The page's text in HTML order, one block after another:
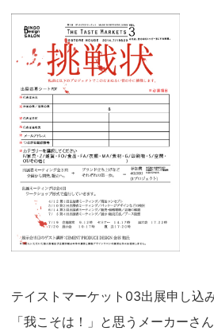
テイストマーケット03出展申し込
「我こそは！」と思うメーカーさ